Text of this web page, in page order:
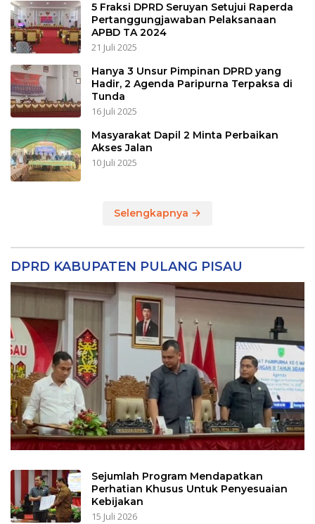
5 Fraksi DPRD Seruyan Setujui Raperda
Pertanggungjawaban Pelaksanaan
APBD TA 2024
21 Juli 2025
Hanya 3 Unsur Pimpinan DPRD yang
Hadir, 2 Agenda Paripurna Terpaksa di
Tunda
16 Juli 2025
Masyarakat Dapil 2 Minta Perbaikan
Akses Jalan
10 Juli 2025
Selengkapnya
DPRD KABUPATEN PULANG PISAU
Sejumlah Program Mendapatkan
Perhatian Khusus Untuk Penyesuaian
Kebijakan
15 Juli 2026